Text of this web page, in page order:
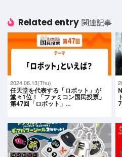
Related entry 関連記事
2024.06.13(Thu)
任天堂を代表する「ロボット」が
堂々1位！「ファミコン国民投票」
第47回「ロボット」…